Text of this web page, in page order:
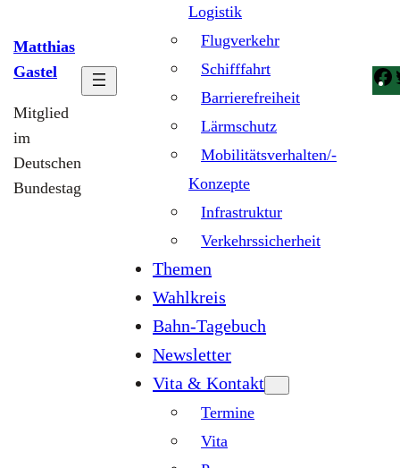
Matthias
Gastel
Mitglied
im
Deutschen
Bundestag
Logistik
Flugverkehr
Schifffahrt
Barrierefreiheit
Lärmschutz
Mobilitätsverhalten/-
Konzepte
Infrastruktur
Verkehrssicherheit
Themen
Wahlkreis
Bahn-Tagebuch
Newsletter
Vita & Kontakt
Termine
Vita